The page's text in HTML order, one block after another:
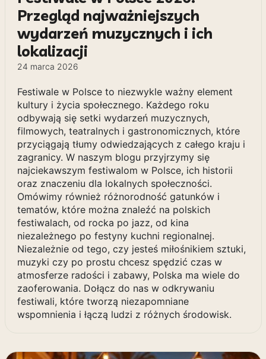
Przegląd najważniejszych
wydarzeń muzycznych i ich
lokalizacji
24 marca 2026
Festiwale w Polsce to niezwykle ważny element
kultury i życia społecznego. Każdego roku
odbywają się setki wydarzeń muzycznych,
filmowych, teatralnych i gastronomicznych, które
przyciągają tłumy odwiedzających z całego kraju i
zagranicy. W naszym blogu przyjrzymy się
najciekawszym festiwalom w Polsce, ich historii
oraz znaczeniu dla lokalnych społeczności.
Omówimy również różnorodność gatunków i
tematów, które można znaleźć na polskich
festiwalach, od rocka po jazz, od kina
niezależnego po festyny kuchni regionalnej.
Niezależnie od tego, czy jesteś miłośnikiem sztuki,
muzyki czy po prostu chcesz spędzić czas w
atmosferze radości i zabawy, Polska ma wiele do
zaoferowania. Dołącz do nas w odkrywaniu
festiwali, które tworzą niezapomniane
wspomnienia i łączą ludzi z różnych środowisk.